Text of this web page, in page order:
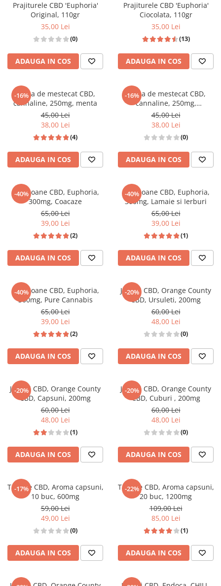
Prajiturele CBD 'Euphoria'
Original, 110gr
35,00 Lei
(0)
ADAUGA IN COS
Prajiturele CBD 'Euphoria'
Ciocolata, 110gr
35,00 Lei
(13)
ADAUGA IN COS
-16%
Guma de mestecat CBD,
cannaline, 250mg, menta
45,00 Lei
38,00 Lei
(4)
ADAUGA IN COS
-16%
Guma de mestecat CBD,
cannaline, 250mg,
peppermint
45,00 Lei
38,00 Lei
(0)
ADAUGA IN COS
-40%
Bomboane CBD, Euphoria,
300mg, Coacaze
65,00 Lei
39,00 Lei
(2)
ADAUGA IN COS
-40%
Bomboane CBD, Euphoria,
300mg, Lamaie si Ierburi
65,00 Lei
39,00 Lei
(1)
ADAUGA IN COS
-40%
Bomboane CBD, Euphoria,
300mg, Pure Cannabis
65,00 Lei
39,00 Lei
(2)
ADAUGA IN COS
-20%
Jeleuri CBD, Orange County
CBD, Ursuleti, 200mg
60,00 Lei
48,00 Lei
(0)
ADAUGA IN COS
-20%
Jeleuri CBD, Orange County
CBD, Capsuni, 200mg
60,00 Lei
48,00 Lei
(1)
ADAUGA IN COS
-20%
Jeleuri CBD, Orange County
CBD, Cuburi , 200mg
60,00 Lei
48,00 Lei
(0)
ADAUGA IN COS
-17%
Tablete CBD, Aroma capsuni,
10 buc, 600mg
59,00 Lei
49,00 Lei
(0)
ADAUGA IN COS
-22%
Tablete CBD, Aroma capsuni,
20 buc, 1200mg
109,00 Lei
85,00 Lei
(1)
ADAUGA IN COS